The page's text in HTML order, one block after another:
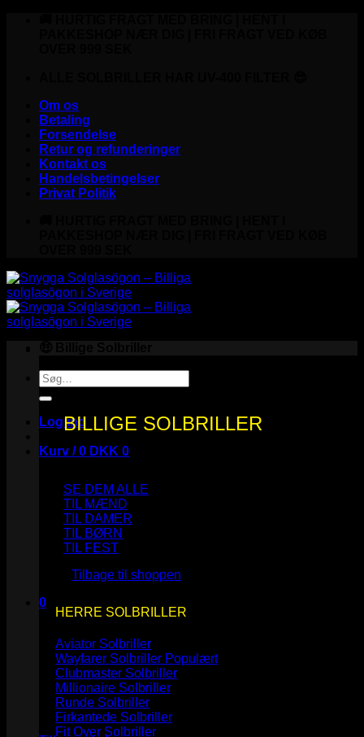
Om os
Betaling
Forsendelse
Retur og refunderinger
Kontakt os
Handelsbetingelser
Privat Politik
Søg
efter:
Log ind
Kurv /0 DKK 0
Ingen varer i kurven.
Tilbage til shoppen
0
Kurv
Ingen varer i kurven.
BILLIGE SOLBRILLER
SE DEM ALLE
TIL MÆND
TIL DAMER
TIL BØRN
TIL FEST
HERRE SOLBRILLER
Aviator Solbriller
Wayfarer Solbriller
Clubmaster Solbriller
Millionaire Solbriller
Runde Solbriller
Firkantede Solbriller
Fit Over Solbriller